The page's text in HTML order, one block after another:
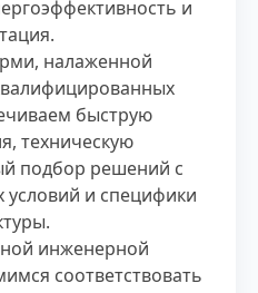
и
налаженной
быструю
техническую
подбор решений с
условий и специфики
инженерной
соответствовать